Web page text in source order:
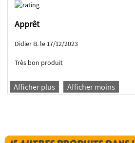
Apprêt
Didier B. le 17/12/2023
Très bon produit
Afficher plus Afficher moins